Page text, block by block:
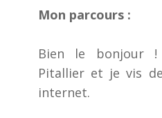
Mon parcours :
Bien le bonjour !
Pitallier et je vis
internet.